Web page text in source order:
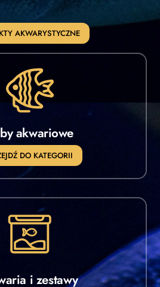
AKWARYSTYCZNE
akwariowe
DO KATEGORII
i zestawy